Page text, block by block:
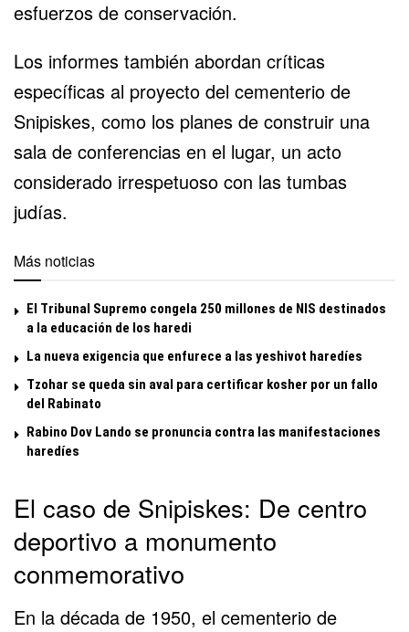
esfuerzos de conservación.
Los informes también abordan críticas
específicas al proyecto del cementerio de
Snipiskes, como los planes de construir una
sala de conferencias en el lugar, un acto
considerado irrespetuoso con las tumbas
judías.
Más noticias
El Tribunal Supremo congela 250 millones de NIS destinados
a la educación de los haredi
La nueva exigencia que enfurece a las yeshivot haredíes
Tzohar se queda sin aval para certificar kosher por un fallo
del Rabinato
Rabino Dov Lando se pronuncia contra las manifestaciones
haredíes
El caso de Snipiskes: De centro
deportivo a monumento
conmemorativo
En la década de 1950, el cementerio de